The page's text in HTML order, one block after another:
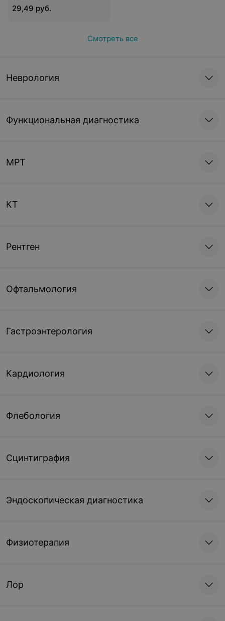
29,49 руб.
Смотреть все
Неврология
Функциональная диагностика
МРТ
КТ
Рентген
Офтальмология
Гастроэнтерология
Кардиология
Флебология
Сцинтиграфия
Эндоскопическая диагностика
Физиотерапия
Лор